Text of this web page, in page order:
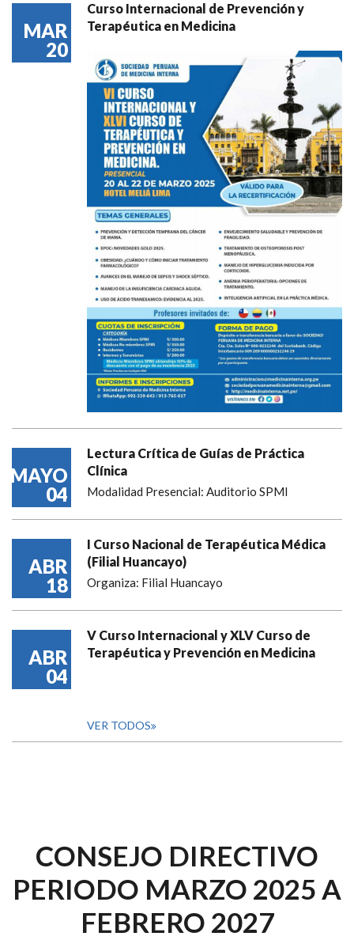
MAR
20
Curso Internacional de Prevención y
Terapéutica en Medicina
MAYO
04
Lectura Crítica de Guías de Práctica
Clínica
Modalidad Presencial: Auditorio SPMI
ABR
18
I Curso Nacional de Terapéutica Médica
(Filial Huancayo)
Organiza: Filial Huancayo
ABR
04
V Curso Internacional y XLV Curso de
Terapéutica y Prevención en Medicina
VER TODOS
CONSEJO DIRECTIVO
PERIODO MARZO 2025 A
FEBRERO 2027